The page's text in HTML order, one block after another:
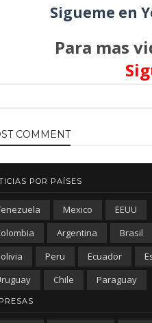
Sigueme en
Para mas
COMMENT
POR PAÍSES
Mexico
EEUU
Argentina
Brasil
Peru Ecuador
Chile Paraguay